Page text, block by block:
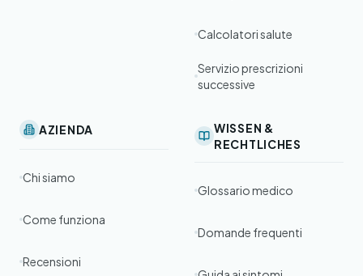
Calcolatori salute
Servizio prescrizioni
successive
AZIENDA
Chi siamo
Come funziona
Recensioni
WISSEN &
RECHTLICHES
Glossario medico
Domande frequenti